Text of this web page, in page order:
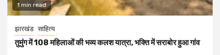
1 min read
झारखंड साहित्य
तुमुंग में 108 महिलाओं की भव्य कलश यात्रा, भक्ति में सराबोर हुआ गांव